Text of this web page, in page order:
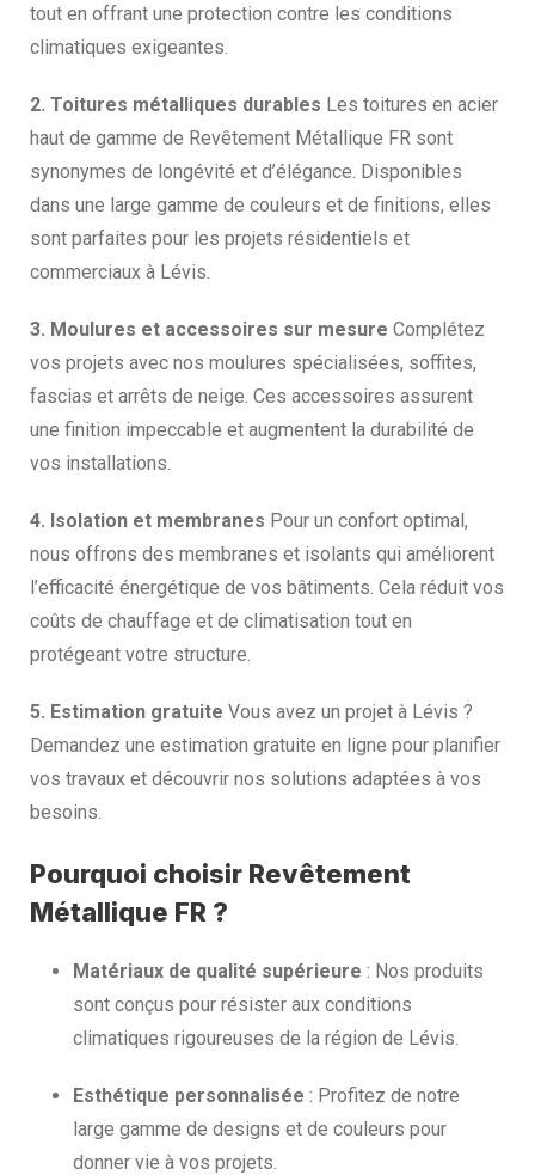
tout en offrant une protection contre les conditions
climatiques exigeantes.
2. Toitures métalliques durables Les toitures en acier
haut de gamme de Revêtement Métallique FR sont
synonymes de longévité et d’élégance. Disponibles
dans une large gamme de couleurs et de finitions, elles
sont parfaites pour les projets résidentiels et
commerciaux à Lévis.
3. Moulures et accessoires sur mesure Complétez
vos projets avec nos moulures spécialisées, soffites,
fascias et arrêts de neige. Ces accessoires assurent
une finition impeccable et augmentent la durabilité de
vos installations.
4. Isolation et membranes Pour un confort optimal,
nous offrons des membranes et isolants qui améliorent
l’efficacité énergétique de vos bâtiments. Cela réduit vos
coûts de chauffage et de climatisation tout en
protégeant votre structure.
5. Estimation gratuite Vous avez un projet à Lévis ?
Demandez une estimation gratuite en ligne pour planifier
vos travaux et découvrir nos solutions adaptées à vos
besoins.
Pourquoi choisir Revêtement
Métallique FR ?
Matériaux de qualité supérieure : Nos produits
sont conçus pour résister aux conditions
climatiques rigoureuses de la région de Lévis.
Esthétique personnalisée : Profitez de notre
large gamme de designs et de couleurs pour
donner vie à vos projets.